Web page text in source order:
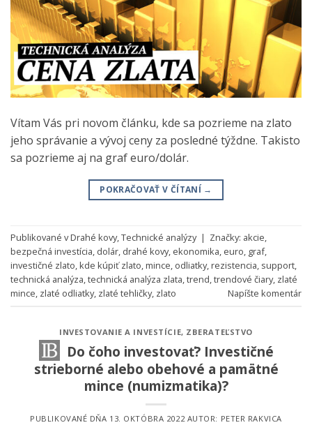
Vítam Vás pri novom článku, kde sa pozrieme na zlato
jeho správanie a vývoj ceny za posledné týždne. Takisto
sa pozrieme aj na graf euro/dolár.
POKRAČOVAŤ V ČÍTANÍ →
Publikované vDrahé kovy,Technické analýzy | Značky: akcie,
bezpečná investícia, dolár, drahé kovy, ekonomika, euro, graf,
investičné zlato,kde kúpiť zlato,mince, odliatky,rezistencia, support,
technická analýza,technická analýza zlata,trend,trendové čiary, zlaté
mince, zlaté odliatky, zlaté tehličky, zlato Napíšte komentár
INVESTOVANIE A INVESTÍCIE, ZBERATEĽSTVO
Do čoho investovať? Investičné
strieborné alebo obehové a pamätné
mince (numizmatika)?
PUBLIKOVANÉ DŇA 13. OKTÓBRA 2022AUTOR: PETER RAKVICA